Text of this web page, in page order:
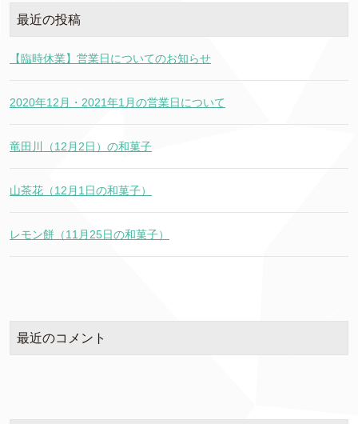
最近の投稿
【臨時休業】営業日についてのお知らせ
2020年12月・2021年1月の営業日について
竜田川（12月2日）の和菓子
山茶花（12月1日の和菓子）
レモン餅（11月25日の和菓子）
最近のコメント